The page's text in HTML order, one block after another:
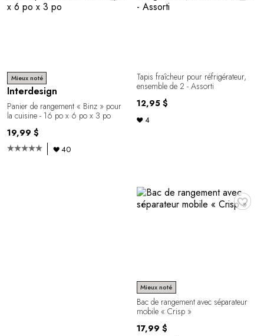
Mieux noté
Interdesign
Panier de rangement « Binz » pour
la cuisine - 16 po x 6 po x 3 po
19,99 $
40
Tapis fraîcheur pour réfrigérateur,
ensemble de 2 - Assorti
12,95 $
4
♥
Mieux noté
Bac de rangement avec séparateur
mobile « Crisp »
17,99 $